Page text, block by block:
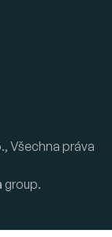
Všechna práva
group.